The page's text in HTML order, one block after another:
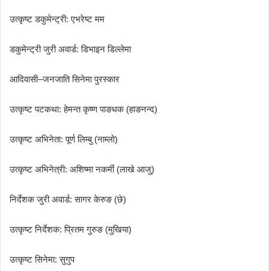
उत्कृष्ट डकुमेन्ट्री: एभरेष्ट मम
डकुमेन्ट्री जुरी अवार्ड: डिभाइन डिल्लेमा
आदिवासी–जनजाति सिनेमा पुरस्कार
उत्कृष्ट पटकथा: हेमन्त कृष्ण पाङधक (हाङनन्द)
उत्कृष्ट अभिनेता: पूर्ण लिम्बु (नाम्लो)
उत्कृष्ट अभिनेत्री: अशिष्मा नकर्मी (लाखे आजु)
निर्देशक जुरी अवार्ड: सागर केरुङ (छे)
उत्कृष्ट निर्देशक: प्रितम गुरुङ (मुखिया)
उत्कृष्ट सिनेमा: सुगुप